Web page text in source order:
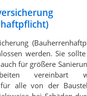
werden. Sie
für größere
vereinbart
alle von der